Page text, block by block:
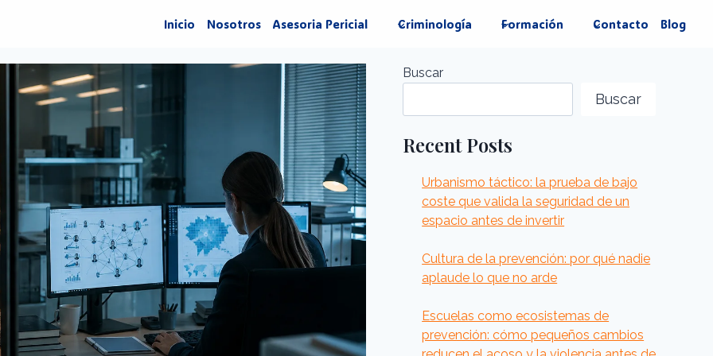
Inicio Nosotros Asesoria Pericial Criminología Formación Contacto Blog
Buscar
Buscar
Recent Posts
Urbanismo táctico: la prueba de bajo
coste que valida la seguridad de un
espacio antes de invertir
Cultura de la prevención: por qué nadie
aplaude lo que no arde
Escuelas como ecosistemas de
prevención: cómo pequeños cambios